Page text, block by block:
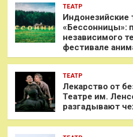
ТЕАТР
Индонезийские
«Бессонницы»:
независимого
фестивале
ТЕАТР
Лекарство от
Театре им.
разгадывают